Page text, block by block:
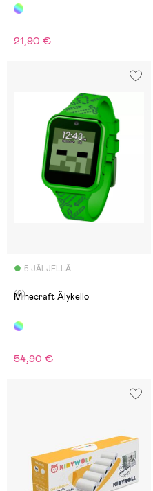
21,90 €
5 JÄLJELLÄ
(0)
Minecraft Älykello
54,90 €